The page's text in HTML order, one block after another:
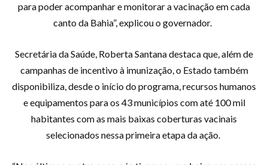
para poder acompanhar e monitorar a vacinação em cada
canto da Bahia”, explicou o governador.
Secretária da Saúde, Roberta Santana destaca que, além de
campanhas de incentivo à imunização, o Estado também
disponibiliza, desde o início do programa, recursos humanos
e equipamentos para os 43 municípios com até 100 mil
habitantes com as mais baixas coberturas vacinais
selecionados nessa primeira etapa da ação.